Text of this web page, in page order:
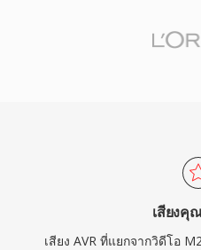
เสียงคุ
เสียง AVR ที่แยกจากวิดีโอ